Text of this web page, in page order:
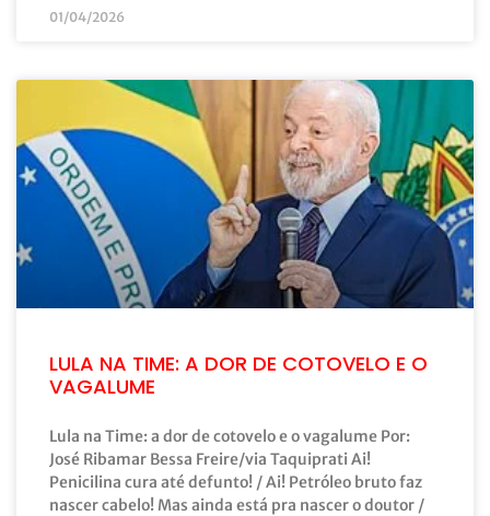
01/04/2026
LULA NA TIME: A DOR DE COTOVELO E O
VAGALUME
Lula na Time: a dor de cotovelo e o vagalume Por:
José Ribamar Bessa Freire/via Taquiprati Ai!
Penicilina cura até defunto! / Ai! Petróleo bruto faz
nascer cabelo! Mas ainda está pra nascer o doutor /